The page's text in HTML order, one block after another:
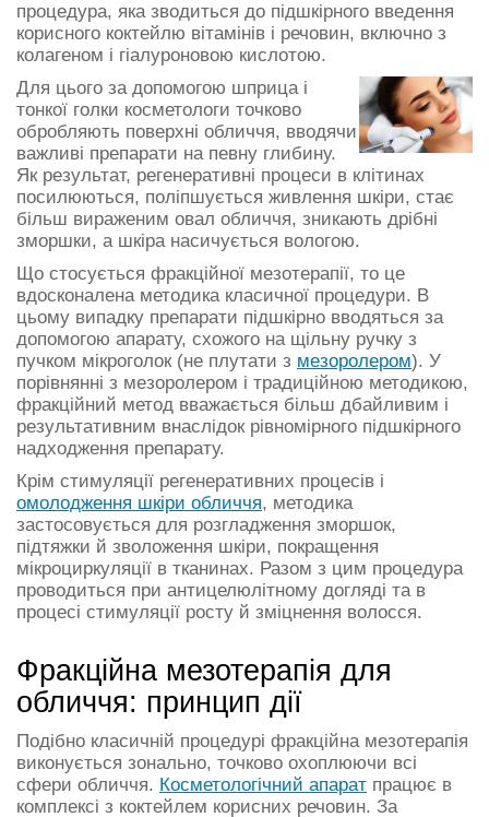
процедура, яка зводиться до підшкірного введення
корисного коктейлю вітамінів і речовин, включно з
колагеном і гіалуроновою кислотою.
Для цього за допомогою шприца і
тонкої голки косметологи точково
обробляють поверхні обличчя, вводячи
важливі препарати на певну глибину.
Як результат, регенеративні процеси в клітинах
посилюються, поліпшується живлення шкіри, стає
більш вираженим овал обличчя, зникають дрібні
зморшки, а шкіра насичується вологою.
Що стосується фракційної мезотерапії, то це
вдосконалена методика класичної процедури. В
цьому випадку препарати підшкірно вводяться за
допомогою апарату, схожого на щільну ручку з
пучком мікроголок (не плутати з мезоролером). У
порівнянні з мезоролером і традиційною методикою,
фракційний метод вважається більш дбайливим і
результативним внаслідок рівномірного підшкірного
надходження препарату.
Крім стимуляції регенеративних процесів і
омолодження шкіри обличчя, методика
застосовується для розгладження зморшок,
підтяжки й зволоження шкіри, покращення
мікроциркуляції в тканинах. Разом з цим процедура
проводиться при антицелюлітному догляді та в
процесі стимуляції росту й зміцнення волосся.
Фракційна мезотерапія для
обличчя: принцип дії
Подібно класичній процедурі фракційна мезотерапія
виконується зонально, точково охоплюючи всі
сфери обличчя. Косметологічний апарат працює в
комплексі з коктейлем корисних речовин. За